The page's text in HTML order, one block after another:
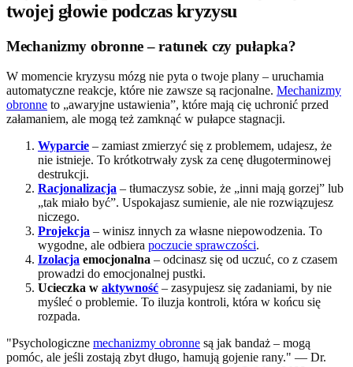
twojej głowie podczas kryzysu
Mechanizmy obronne – ratunek czy pułapka?
W momencie kryzysu mózg nie pyta o twoje plany – uruchamia
automatyczne reakcje, które nie zawsze są racjonalne. Mechanizmy
obronne to „awaryjne ustawienia”, które mają cię uchronić przed
załamaniem, ale mogą też zamknąć w pułapce stagnacji.
Wyparcie – zamiast zmierzyć się z problemem, udajesz, że
nie istnieje. To krótkotrwały zysk za cenę długoterminowej
destrukcji.
Racjonalizacja – tłumaczysz sobie, że „inni mają gorzej” lub
„tak miało być”. Uspokajasz sumienie, ale nie rozwiązujesz
niczego.
Projekcja – winisz innych za własne niepowodzenia. To
wygodne, ale odbiera poczucie sprawczości.
Izolacja emocjonalna – odcinasz się od uczuć, co z czasem
prowadzi do emocjonalnej pustki.
Ucieczka w aktywność – zasypujesz się zadaniami, by nie
myśleć o problemie. To iluzja kontroli, która w końcu się
rozpada.
"Psychologiczne mechanizmy obronne są jak bandaż – mogą
pomóc, ale jeśli zostają zbyt długo, hamują gojenie rany." — Dr.